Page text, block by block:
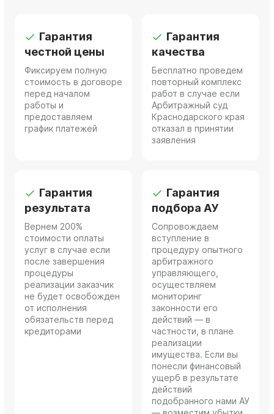
Гарантия
честной цены
Фиксируем полную
стоимость в договоре
перед началом
работы и
предоставляем
график платежей
Гарантия
качества
Бесплатно проведем
повторный комплекс
работ в случае если
Арбитражный суд
Краснодарского края
отказал в принятии
заявления
Гарантия
результата
Вернем 200%
стоимости оплаты
услуг в случае если
после завершения
процедуры
реализации заказчик
не будет освобожден
от исполнения
обязательств перед
кредиторами
Гарантия
подбора АУ
Сопровождаем
вступление в
процедуру опытного
арбитражного
управляющего,
осуществляем
мониторинг
законности его
действий — в
частности, в плане
реализации
имущества. Если вы
понесли финансовый
ущерб в результате
действий
подобранного нами АУ